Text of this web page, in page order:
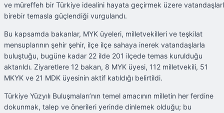
ve müreffeh bir Türkiye idealini hayata geçirmek üzere
birebir temasla güçlendiği vurgulandı.
Bu kapsamda bakanlar, MYK üyeleri, milletvekilleri ve teşkilat
mensuplarının şehir şehir, ilçe ilçe sahaya inerek vatandaşlarla
buluştuğu, bugüne kadar 22 ilde 201 ilçede temas kurulduğu
aktarıldı. Ziyaretlere 12 bakan, 8 MYK üyesi, 112 milletvekili, 51
MKYK ve 21 MDK üyesinin aktif katıldığı belirtildi.
Türkiye Yüzyılı Buluşmaları’nın temel amacının milletin her ferdine
dokunmak, talep ve önerileri yerinde dinlemek olduğu; bu